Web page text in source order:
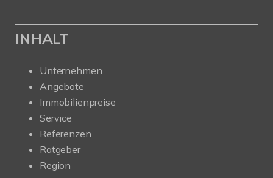
INHALT
Unternehmen
Angebote
Immobilienpreise
Service
Referenzen
Ratgeber
Region